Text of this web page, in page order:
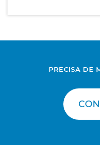
PRECISA DE